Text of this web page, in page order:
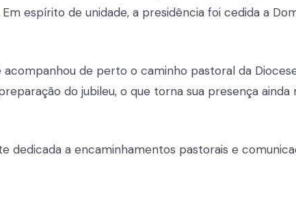
espírito de unidade, a presidência foi cedida a
de perto o caminho pastoral da
do jubileu, o que torna sua presença ainda
dedicada a encaminhamentos pastorais e